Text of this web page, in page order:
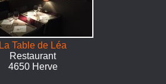
La Table de Léa
Restaurant
4650 Herve